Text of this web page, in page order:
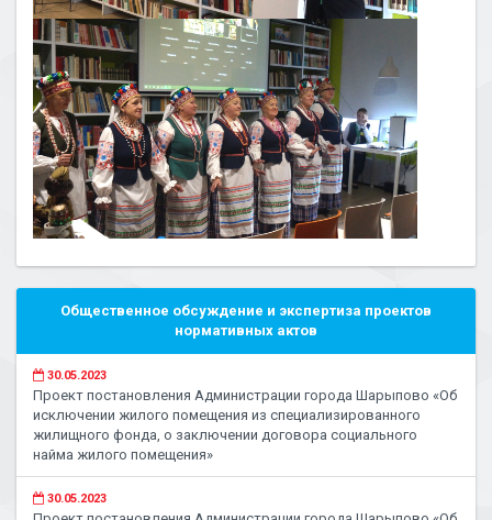
Общественное обсуждение и экспертиза проектов
нормативных актов
30.05.2023
Проект постановления Администрации города Шарыпово «Об
исключении жилого помещения из специализированного
жилищного фонда, о заключении договора социального
найма жилого помещения»
30.05.2023